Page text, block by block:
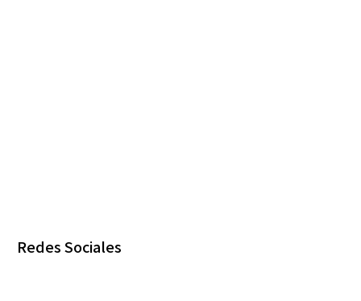
Redes Sociales